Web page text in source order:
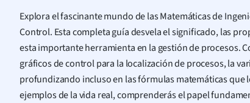
Explora el fascinante mundo de las Matemáticas de
Control. Esta completa guía desvela el significado, las
esta importante herramienta en la gestión de procesos.
gráficos de control para la localización de procesos, la
profundizando incluso en las fórmulas matemáticas que
ejemplos de la vida real, comprenderás el papel